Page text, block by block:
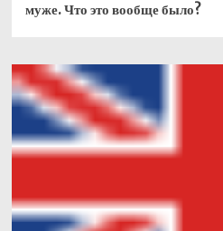
муже. Что это вообще было?